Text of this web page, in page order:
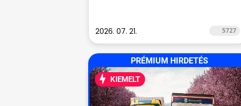
2026. 07. 21. 5727
PRÉMIUM HIRDETÉS
KIEMELT